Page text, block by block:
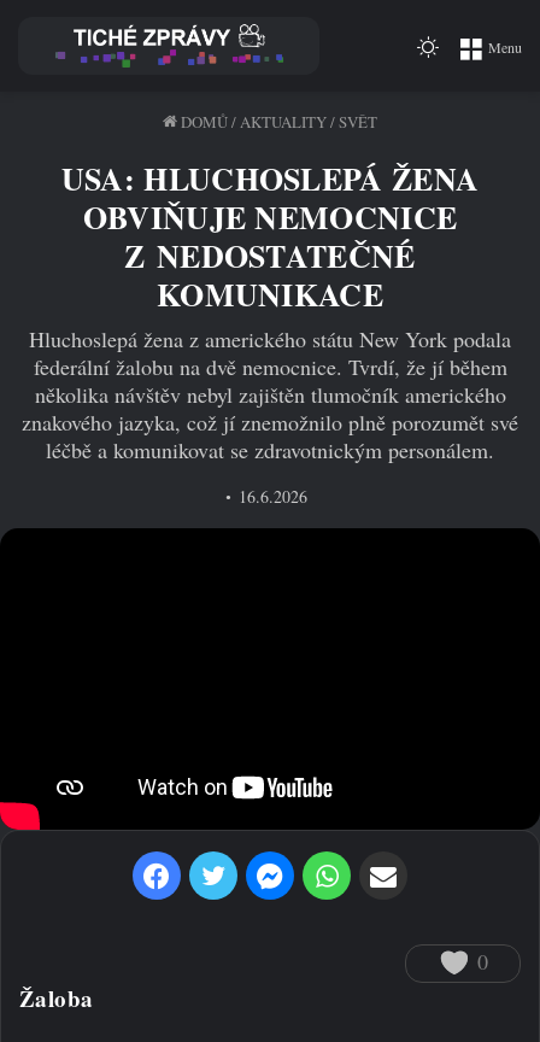
Menu
Switch
DOMŮ/ AKTUALITY/SVĚT
USA: HLUCHOSLEPÁ ŽENA
OBVIŇUJE NEMOCNICE
Z NEDOSTATEČNÉ
KOMUNIKACE
Hluchoslepá žena z amerického státu New York podala
federální žalobu na dvě nemocnice. Tvrdí, že jí během
několika návštěv nebyl zajištěn tlumočník amerického
znakového jazyka, což jí znemožnilo plně porozumět své
léčbě a komunikovat se zdravotnickým personálem.
16.6.2026
0
Žaloba